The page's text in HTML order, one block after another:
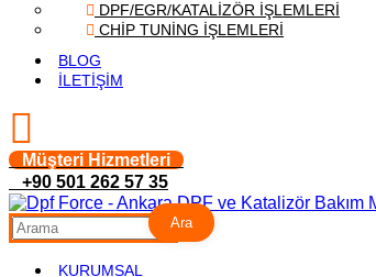
DPF/EGR/KATALİZÖR İŞLEMLERİ
CHİP TUNİNG İŞLEMLERİ
BLOG
İLETİŞİM
Müşteri Hizmetleri
+90 501 262 57 35
Ara
KURUMSAL